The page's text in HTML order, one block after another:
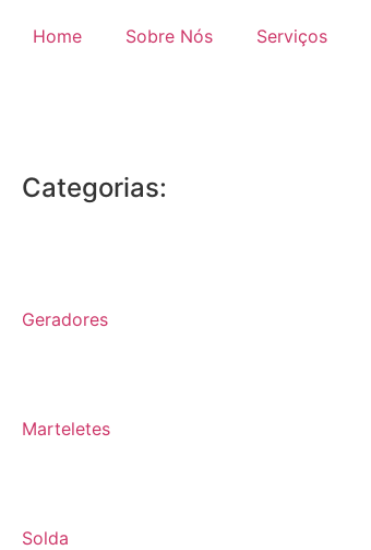
Home Sobre Nós Serviços
Categorias:
Geradores
Marteletes
Solda